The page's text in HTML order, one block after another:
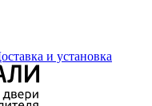
и установка